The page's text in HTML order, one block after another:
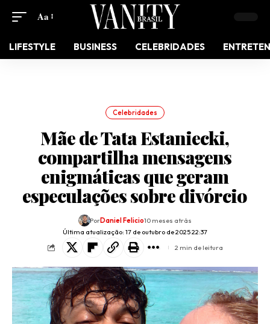
Aa
LIFESTYLE BUSINESS CELEBRIDADES
Celebridades
Mãe de Tata Estaniecki,
compartilha mensagens
enigmáticas que geram
especulações sobre divórcio
Última atualização: 17 de outubro de 2025 22:37
PorDaniel Felicio10 meses atrás
2 min de leitura